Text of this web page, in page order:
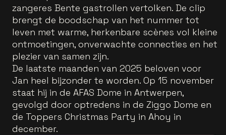
zangeres Bente gastrollen vertolken. De clip
brengt de boodschap van het nummer tot
leven met warme, herkenbare scènes vol kleine
ontmoetingen, onverwachte connecties en het
plezier van samen zijn.
De laatste maanden van 2025 beloven voor
Jan heel bijzonder te worden. Op 15 november
staat hij in de AFAS Dome in Antwerpen,
gevolgd door optredens in de Ziggo Dome en
de Toppers Christmas Party in Ahoy in
december.